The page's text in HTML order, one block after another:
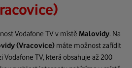
Vodafone TV v místě Malovidy. Na
(Vracovice) máte možnost zařídit
TV, která obsahuje až 200